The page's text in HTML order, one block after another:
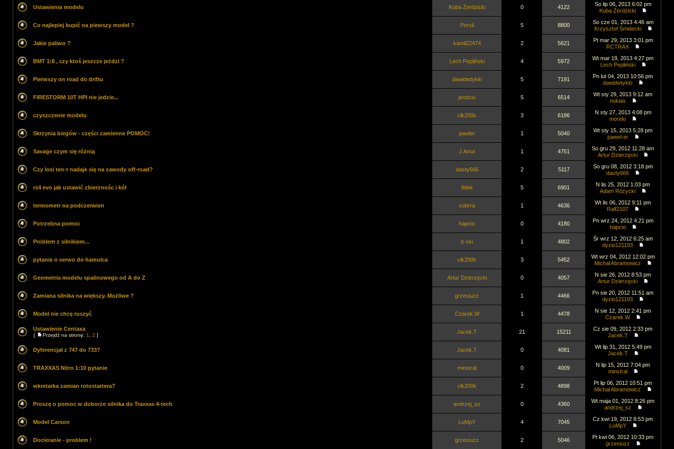
Ustawienia modelu Kuba Żerdzicki 0 4122
So lip 06, 2013 6:02 pm
Kuba Żerdzicki
Co najlepiej kupić na piewszy model ? Persil 5 8800
So cze 01, 2013 4:46 am
Krzysztof Śmidecki
Jakie paliwo ? kamil22474 2 5621
Pt mar 29, 2013 3:01 pm
RCTRAX
BMT 1:8 , czy ktoś jeszcze jeżdzi ? Lech Pepliński 4 5972
Wt mar 19, 2013 4:27 pm
Lech Pepliński
Pierwszy on road do driftu dawidwtyklo 5 7191
Pn lut 04, 2013 10:56 pm
dawidwtyklo
FIRESTORM 10T HPI nie jedzie... jendziu 5 6514
Wt sty 29, 2013 9:12 am
nokias
czyszczenie modelu clk200k 3 6186
N sty 27, 2013 4:08 pm
morelo
Skrzynia biegów - części zamienne POMOC! pawler 1 5040
Wt sty 15, 2013 5:28 pm
pawel-er
Savage czym się różnią J.Artur 1 4751
So gru 29, 2012 11:28 am
Artur Dzierzęcki
Czy losi ten-t nadaje się na zawody off-road? dasty666 2 5117
So gru 08, 2012 3:18 pm
dasty666
rs4 evo jak ustawić zbierznośc i kół fidek 5 6901
N lis 25, 2012 1:03 pm
Adam Różycki
termometr na podczerwien cobrra 1 4636
Wt lis 06, 2012 9:11 pm
Ralf2107
Potrzebna pomoc hapcio 0 4180
Pn wrz 24, 2012 4:21 pm
hapcio
Problem z silnikiem... b-ski 1 4802
Śr wrz 12, 2012 6:25 am
dyzio121193
pytanie o serwo do hamulca clk200k 3 5452
Wt wrz 04, 2012 12:02 pm
Michał Abramowicz
Geometria modelu spalinowego od A do Z Artur Dzierzęcki 0 4057
N sie 26, 2012 8:53 pm
Artur Dzierzęcki
Zamiana silnika na większy. Możliwe ? grzesiuzz 1 4466
Pn sie 20, 2012 11:51 am
dyzio121193
Model nie chcę ruszyć Czarek.W 1 4478
N sie 12, 2012 2:41 pm
Czarek.W
Ustawienie Centaxa
[ Przejdź na stronę: 1 2 ]
Jacek.T 21 15211
Cz sie 09, 2012 2:33 pm
Jacek.T
Dyferencjał z 747 do 733? Jacek.T 0 4081
Wt lip 31, 2012 5:49 pm
Jacek.T
TRAXXAS Nitro 1:10 pytanie minstral 0 4009
N lip 15, 2012 7:04 pm
minstral
wkretarka zamian rotostartera? clk200k 2 4898
Pt lip 06, 2012 10:51 pm
Michał Abramowicz
Proszę o pomoc w doborze silnika do Traxxas 4-tech andrzej_sz 0 4360
Wt maja 01, 2012 8:26 pm
andrzej_sz
Model Carson LuMpY 4 7045
Cz kwi 19, 2012 8:53 pm
LuMpY
Docieranie - problem ! grzesiuzz 2 5046
Pt kwi 06, 2012 10:33 pm
grzesiuzz